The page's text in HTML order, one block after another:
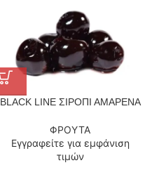
BLACK LINE ΣΙΡΟΠΙ ΑΜΑΡΕΝΑ
ΦΡΟΥΤΑ
Εγγραφείτε για εμφάνιση
τιμών